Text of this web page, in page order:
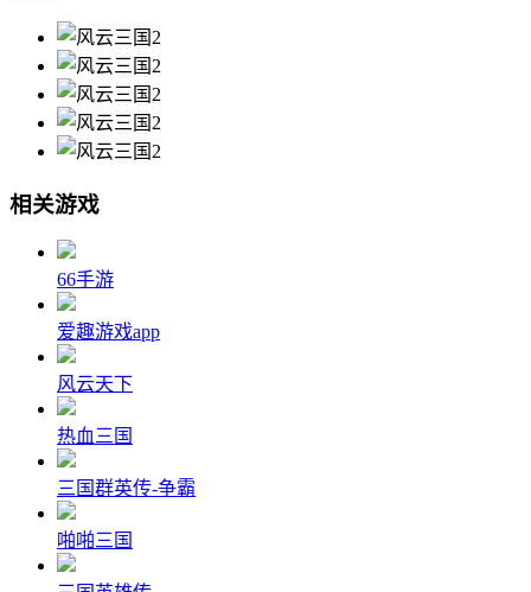
相关游戏
66手游
爱趣游戏app
风云天下
热血三国
三国群英传-争霸
啪啪三国